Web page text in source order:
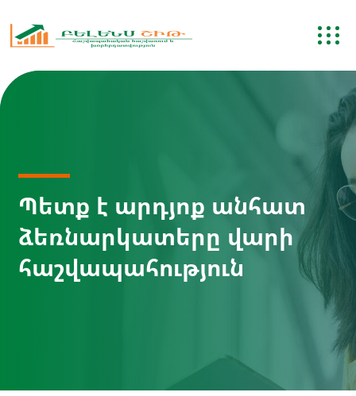
Պետք է արդյոք անհատ
ձեռնարկատերը վարի
հաշվապահություն